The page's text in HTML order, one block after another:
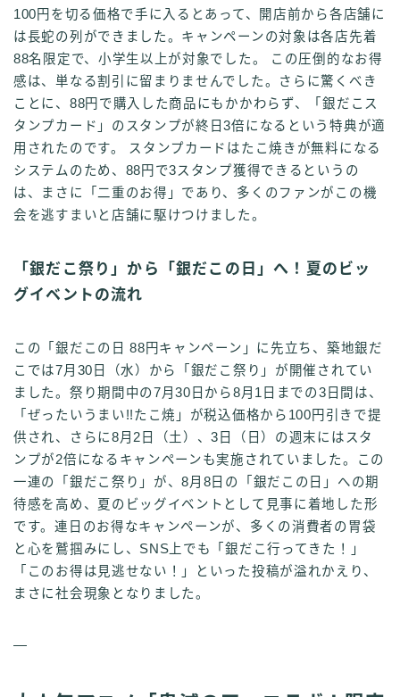
100円を切る価格で手に入るとあって、開店前から各店舗に
は長蛇の列ができました。キャンペーンの対象は各店先着
88名限定で、小学生以上が対象でした。 この圧倒的なお得
感は、単なる割引に留まりませんでした。さらに驚くべき
ことに、88円で購入した商品にもかかわらず、「銀だこス
タンプカード」のスタンプが終日3倍になるという特典が適
用されたのです。 スタンプカードはたこ焼きが無料になる
システムのため、88円で3スタンプ獲得できるというの
は、まさに「二重のお得」であり、多くのファンがこの機
会を逃すまいと店舗に駆けつけました。
「銀だこ祭り」から「銀だこの日」へ！夏のビッ
グイベントの流れ
この「銀だこの日 88円キャンペーン」に先立ち、築地銀だ
こでは7月30日（水）から「銀だこ祭り」が開催されてい
ました。祭り期間中の7月30日から8月1日までの3日間は、
「ぜったいうまい!!たこ焼」が税込価格から100円引きで提
供され、さらに8月2日（土）、3日（日）の週末にはスタ
ンプが2倍になるキャンペーンも実施されていました。この
一連の「銀だこ祭り」が、8月8日の「銀だこの日」への期
待感を高め、夏のビッグイベントとして見事に着地した形
です。連日のお得なキャンペーンが、多くの消費者の胃袋
と心を鷲掴みにし、SNS上でも「銀だこ行ってきた！」
「このお得は見逃せない！」といった投稿が溢れかえり、
まさに社会現象となりました。
—